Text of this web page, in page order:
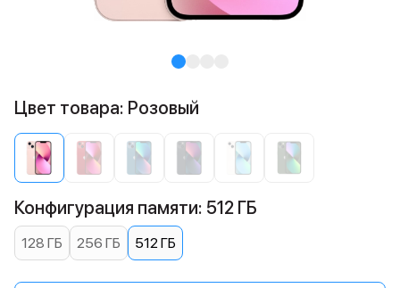
Цвет товара: Розовый
Конфигурация памяти: 512 ГБ
128 ГБ 256 ГБ 512 ГБ